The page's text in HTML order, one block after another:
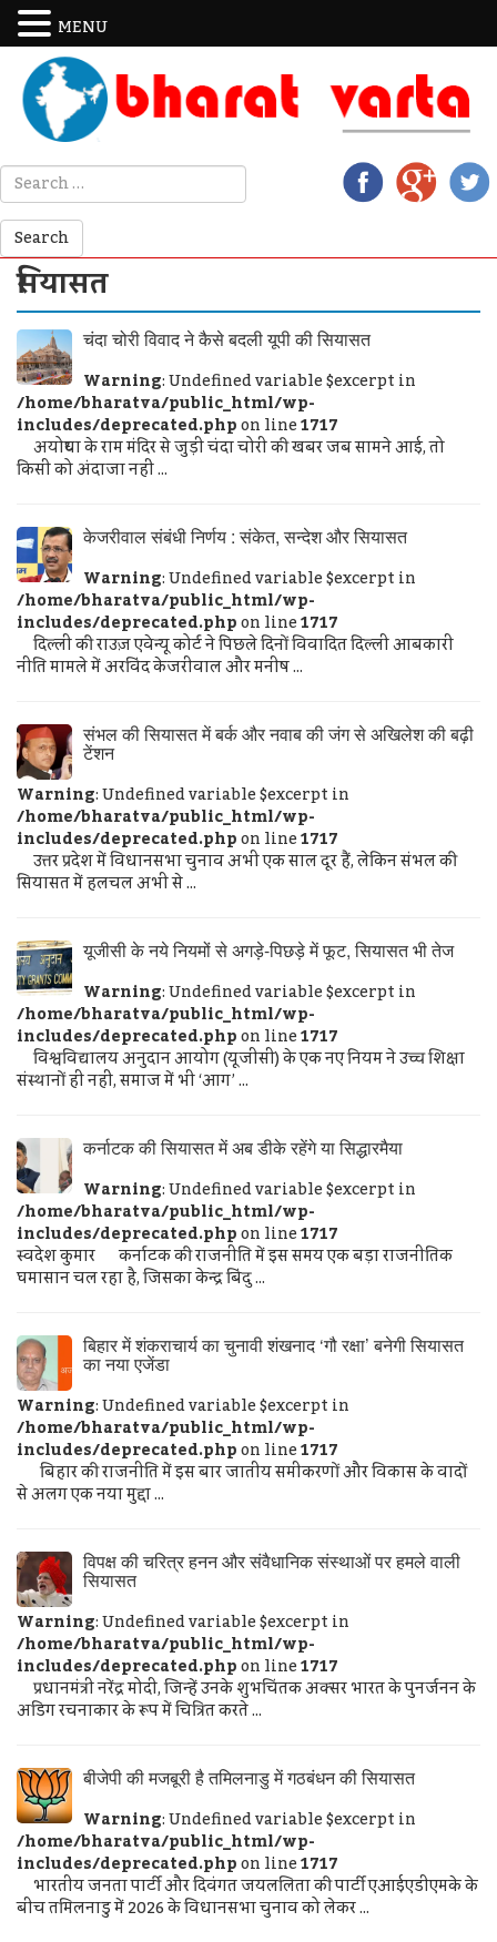
सियासत
चंदा चोरी विवाद ने कैसे बदली यूपी की सियासत
Warning: Undefined variable $excerpt in
/home/bharatva/public_html/wp-
includes/deprecated.phpon line1717
अयोध्या के राम मंदिर से जुड़ी चंदा चोरी की खबर जब सामने आई, तो
किसी को अंदाजा नहीं ...
केजरीवाल संबंधी निर्णय : संकेत, सन्देश और सियासत
Warning: Undefined variable $excerpt in
/home/bharatva/public_html/wp-
includes/deprecated.phpon line1717
दिल्ली की राउज़ एवेन्यू कोर्ट ने पिछले दिनों विवादित दिल्ली आबकारी
नीति मामले में अरविंद केजरीवाल और मनीष ...
संभल की सियासत में बर्क और नवाब की जंग से अखिलेश की बढ़ी
टेंशन
Warning: Undefined variable $excerpt in
/home/bharatva/public_html/wp-
includes/deprecated.phpon line1717
उत्तर प्रदेश में विधानसभा चुनाव अभी एक साल दूर हैं, लेकिन संभल की
सियासत में हलचल अभी से ...
यूजीसी के नये नियमों से अगड़े-पिछड़े में फूट, सियासत भी तेज
Warning: Undefined variable $excerpt in
/home/bharatva/public_html/wp-
includes/deprecated.phpon line1717
विश्वविद्यालय अनुदान आयोग (यूजीसी) के एक नए नियम ने उच्च शिक्षा
संस्थानों ही नहीं, समाज में भी ‘आग’ ...
कर्नाटक की सियासत में अब डीके रहेंगे या सिद्धारमैया
Warning: Undefined variable $excerpt in
/home/bharatva/public_html/wp-
includes/deprecated.phpon line1717
स्वदेश कुमार कर्नाटक की राजनीति में इस समय एक बड़ा राजनीतिक
घमासान चल रहा है, जिसका केन्द्र बिंदु ...
बिहार में शंकराचार्य का चुनावी शंखनाद ‘गौ रक्षा’ बनेगी सियासत
का नया एजेंडा
Warning: Undefined variable $excerpt in
/home/bharatva/public_html/wp-
includes/deprecated.phpon line1717
बिहार की राजनीति में इस बार जातीय समीकरणों और विकास के वादों
से अलग एक नया मुद्दा ...
विपक्ष की चरित्र हनन और संवैधानिक संस्थाओं पर हमले वाली
सियासत
Warning: Undefined variable $excerpt in
/home/bharatva/public_html/wp-
includes/deprecated.phpon line1717
प्रधानमंत्री नरेंद्र मोदी, जिन्हें उनके शुभचिंतक अक्सर भारत के पुनर्जनन के
अडिग रचनाकार के रूप में चित्रित करते ...
बीजेपी की मजबूरी है तमिलनाडु में गठबंधन की सियासत
Warning: Undefined variable $excerpt in
/home/bharatva/public_html/wp-
includes/deprecated.phpon line1717
भारतीय जनता पार्टी और दिवंगत जयललिता की पार्टी एआईएडीएमके के
बीच तमिलनाडु में 2026 के विधानसभा चुनाव को लेकर ...
MENU